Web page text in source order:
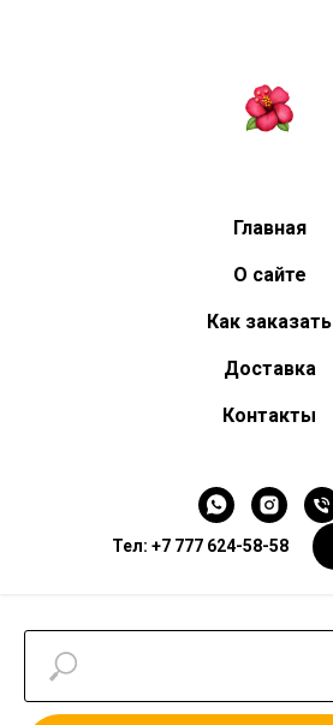
Главная
О сайте
Как заказать
Доставка
Контакты
Тел: +7 777 624-58-58